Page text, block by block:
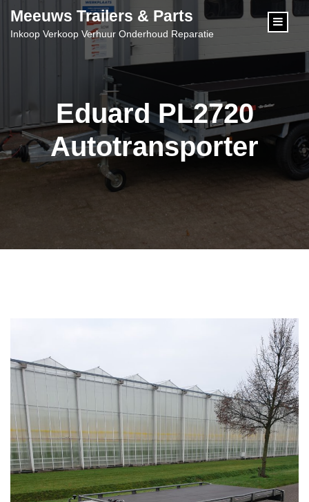
Meeuws Trailers & Parts
Inkoop Verkoop Verhuur Onderhoud Reparatie
Eduard PL2720
Autotransporter